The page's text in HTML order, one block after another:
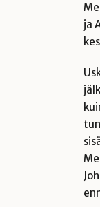
ja